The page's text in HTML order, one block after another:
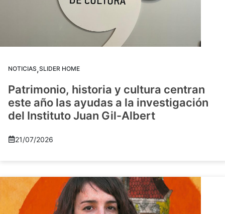
NOTICIAS,SLIDER HOME
Patrimonio, historia y cultura centran
este año las ayudas a la investigación
del Instituto Juan Gil-Albert
21/07/2026